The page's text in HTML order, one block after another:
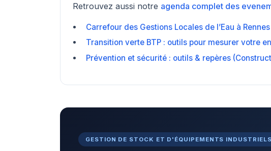
Retrouvez aussi notre agenda complet des
Carrefour des Gestions Locales de l’Eau à
Transition verte BTP : outils pour mesurer votre
Prévention et sécurité : outils & repères
GESTION DE STOCK ET D'ÉQUIPEMENTS INDUSTRIELS